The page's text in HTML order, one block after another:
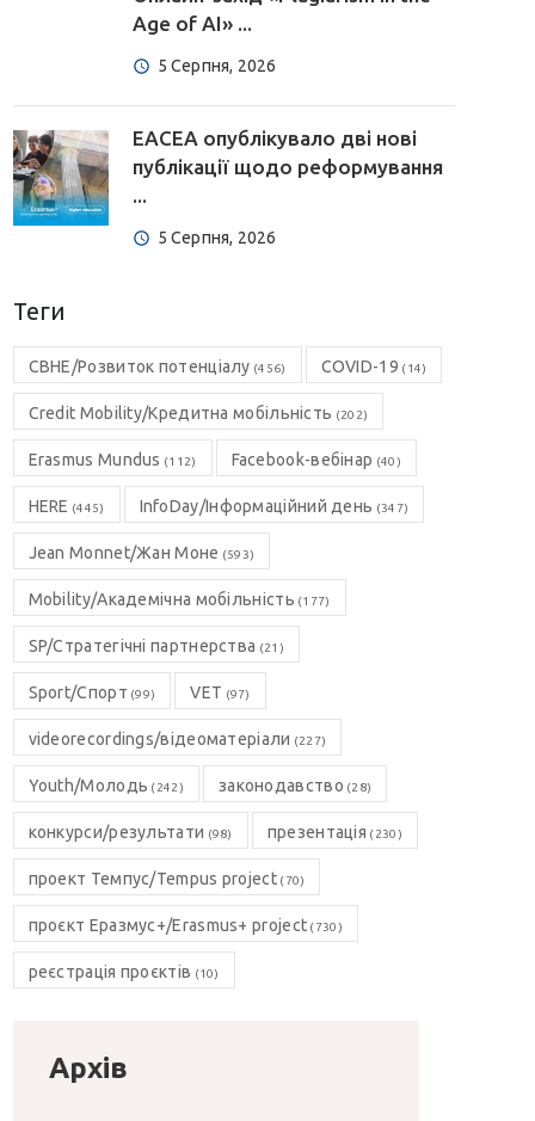
Age of AI» ...
5 Серпня, 2026
EACEA опублікувало дві нові
публікації щодо реформування
...
5 Серпня, 2026
Теги
CBHE/Розвиток потенціалу (456) COVID-19 (14)
Credit Mobility/Кредитна мобільність (202)
Erasmus Mundus (112) Facebook-вебінар (40)
HERE (445) InfoDay/Інформаційний день (347)
Jean Monnet/Жан Моне (593)
Mobility/Академічна мобільність (177)
SP/Стратегічні партнерства (21)
Sport/Спорт (99) VET (97)
videorecordings/відеоматеріали (227)
Youth/Молодь (242) законодавство (28)
конкурси/результати (98) презентація (230)
проект Темпус/Tempus project(70)
проєкт Еразмус+/Erasmus+ project (730)
реєстрація проєктів (10)
Архів